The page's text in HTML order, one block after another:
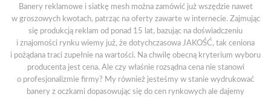
Banery reklamowe i siatkę mesh można zamówić już wszędzie nawet
w groszowych kwotach, patrząc na oferty zawarte w internecie. Zajmując
się produkcją reklam od ponad 15 lat, bazując na doświadczeniu
i znajomości rynku wiemy już, że dotychczasowa JAKOŚĆ, tak ceniona
i pożądana traci zupełnie na wartości. Na chwilę obecną kryterium wyboru
producenta jest cena. Ale czy właśnie rozsądna cena nie stanowi
o profesjonalizmie firmy? My również jesteśmy w stanie wydrukować
banery z oczkami dopasowując się do cen rynkowych ale dajemy